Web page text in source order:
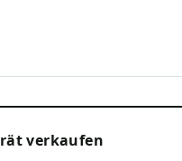
verkaufen